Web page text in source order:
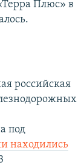
Плюс» в
российская
под
находились